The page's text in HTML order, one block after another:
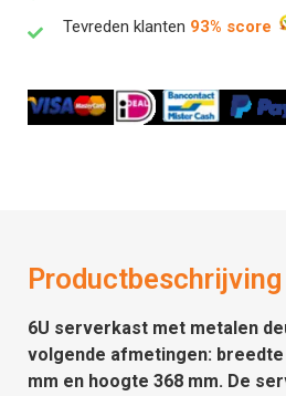
Tevreden klanten 93% score
Productbeschrijving
6U serverkast met metalen
volgende afmetingen: breedte
mm en hoogte 368 mm. De